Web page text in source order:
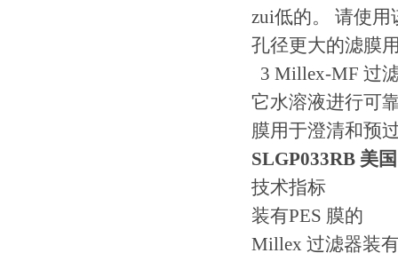
zui低的。 请使用
孔径更大的滤膜
3 Millex-MF 过
它水溶液进行可
膜用于澄清和预
SLGP033RB 美
技术指标
装有PES 膜的
Millex 过滤器装